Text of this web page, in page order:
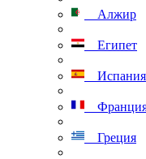
Алжир
Египет
Испания
Греция